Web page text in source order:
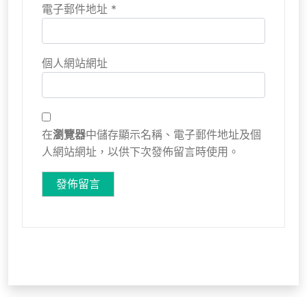
電子郵件地址 *
個人網站網址
在瀏覽器中儲存顯示名稱、電子郵件地址及個
人網站網址，以供下次發佈留言時使用。